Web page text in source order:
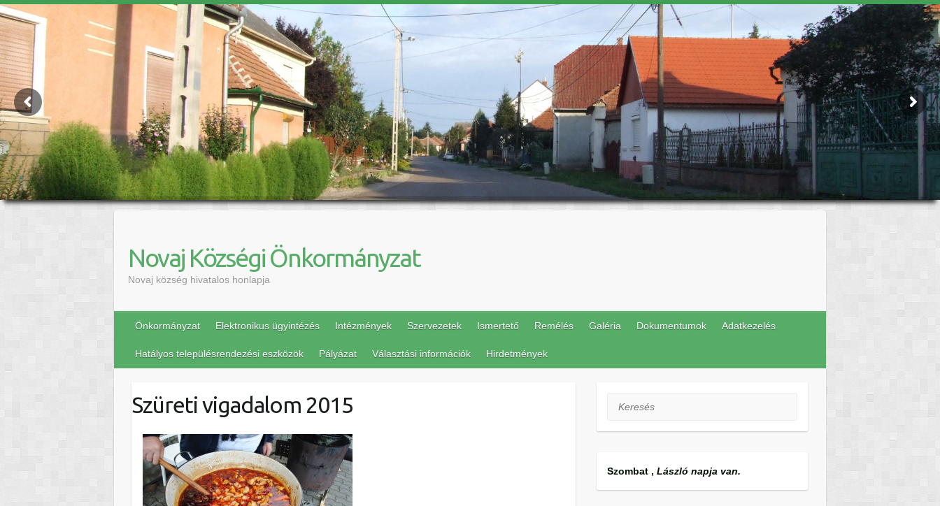
Novaj Községi Önkormányzat
Novaj község hivatalos honlapja
Önkormányzat Elektronikus ügyintézés Intézmények Szervezetek Ismertető Remélés Galéria Dokumentumok Adatkezelés
Hatályos településrendezési eszközök Pályázat Választási információk Hirdetmények
Szüreti vigadalom 2015 Keresés
Szombat , László napja van.